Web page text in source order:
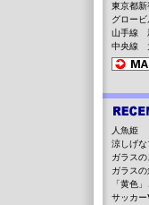
東京都
グロービ
山手線
中央線
人魚姫
涼しげ
ガラス
ガラスの
「黄色
サッカー